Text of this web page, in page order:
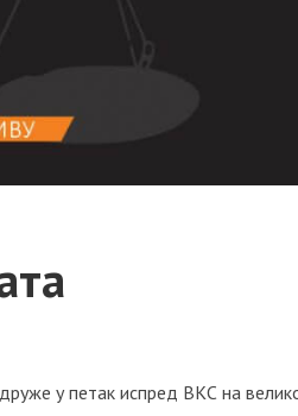
у петак испред ВКС на